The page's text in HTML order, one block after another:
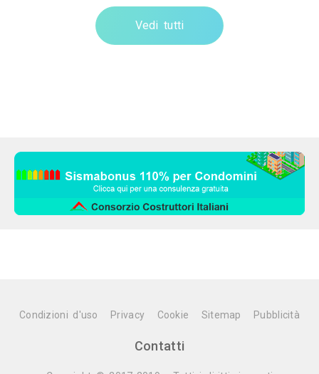
Vedi tutti
Condizioni d'uso Privacy Cookie Sitemap Pubblicità
Contatti